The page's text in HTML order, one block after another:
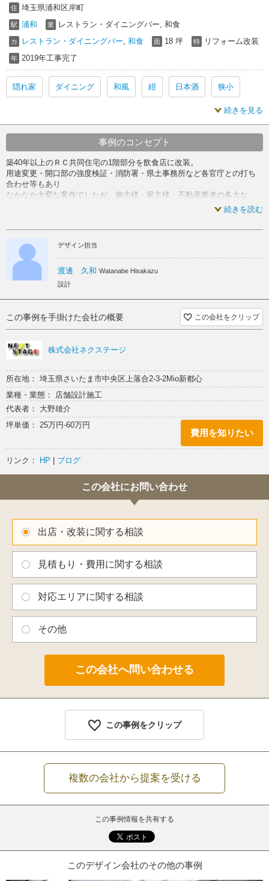
住 埼玉県浦和区岸町
駅 浦和 業 レストラン・ダイニングバー, 和食
カ レストラン・ダイニングバー 和食 面 18 坪 特 リフォーム改装
年 2019年工事完了
隠れ家 ダイニング 和風 紺 日本酒 狭小
隠れ家 内装 ダイニング 内装
紺 内装 日本酒 内装 狭小 内装 隠れ家 リフォーム
ダイニング リフォーム 和風 リフォーム 紺 リフォーム
続きを見る
事例のコンセプト
築40年以上のＲＣ共同住宅の1階部分を飲食店に改装。
用途変更・開口部の強度検証・消防署・県土事務所など各官庁との打ち
合わせ等もあり
なかなか大変な案件でしたが、施主様・家主様・不動産業者の多大な
続きを読む
デザイン担当
渡邊 久和 Watanabe Hisakazu
設計
この事例を手掛けた会社の概要 この会社をクリップ
株式会社ネクステージ
所在地： 埼玉県さいたま市中央区上落合2-3-2Mio新都心
業種・業態： 店舗設計施工
代表者： 大野雄介
坪単価： 25万円-60万円
費用を知りたい
リンク： HP | ブログ
この会社にお問い合わせ
出店・改装に関する相談
見積もり・費用に関する相談
対応エリアに関する相談
その他
この事例をクリップ
複数の会社から提案を受ける
この事例情報を共有する
このデザイン会社のその他の事例